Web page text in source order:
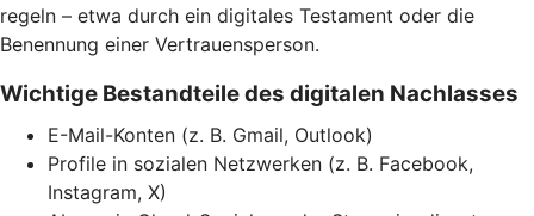
regeln – etwa durch ein digitales Testament oder die
Benennung einer Vertrauensperson.
Wichtige Bestandteile des digitalen Nachlasses
E-Mail-Konten (z. B. Gmail, Outlook)
Profile in sozialen Netzwerken (z. B. Facebook,
Instagram, X)